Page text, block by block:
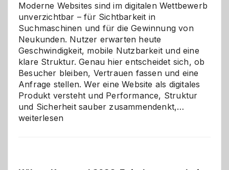
Moderne Websites sind im digitalen Wettbewerb
unverzichtbar – für Sichtbarkeit in
Suchmaschinen und für die Gewinnung von
Neukunden. Nutzer erwarten heute
Geschwindigkeit, mobile Nutzbarkeit und eine
klare Struktur. Genau hier entscheidet sich, ob
Besucher bleiben, Vertrauen fassen und eine
Anfrage stellen. Wer eine Website als digitales
Produkt versteht und Performance, Struktur
und Sicherheit sauber zusammendenkt,…
weiterlesen